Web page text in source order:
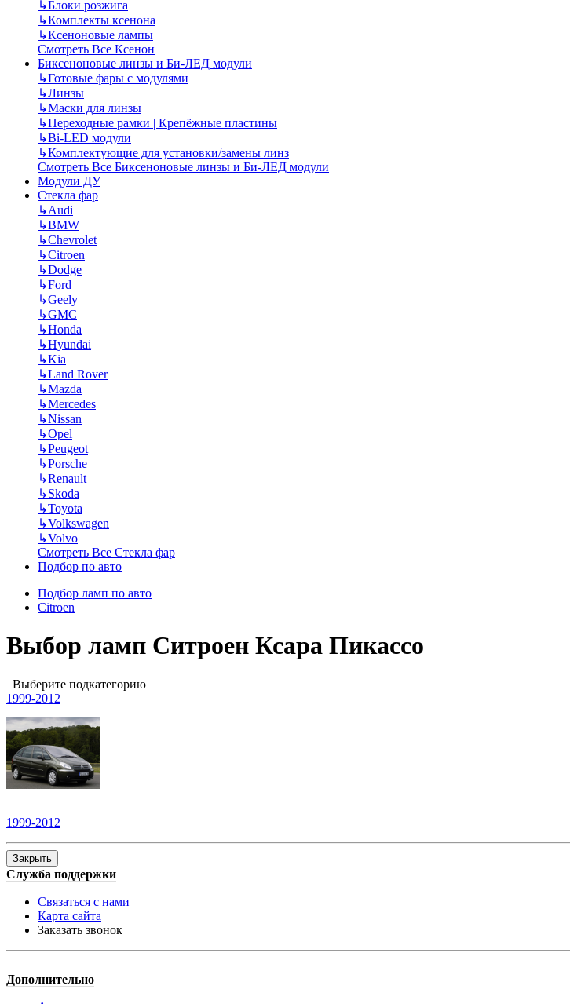
↳Блоки розжига
↳Комплекты ксенона
↳Ксеноновые лампы
Смотреть Все Ксенон
Биксеноновые линзы и Би-ЛЕД модули
↳Готовые фары с модулями
↳Линзы
↳Маски для линзы
↳Переходные рамки | Крепёжные пластины
↳Bi-LED модули
↳Комплектующие для установки/замены линз
Смотреть Все Биксеноновые линзы и Би-ЛЕД модули
Модули ДУ
Стекла фар
↳Audi
↳BMW
↳Chevrolet
↳Citroen
↳Dodge
↳Ford
↳Geely
↳GMC
↳Honda
↳Hyundai
↳Kia
↳Land Rover
↳Mazda
↳Mercedes
↳Nissan
↳Opel
↳Peugeot
↳Porsche
↳Renault
↳Skoda
↳Toyota
↳Volkswagen
↳Volvo
Смотреть Все Стекла фар
Подбор по авто
Подбор ламп по авто
Citroen
Выбор ламп Ситроен Ксара Пикассо
Выберите подкатегорию
1999-2012
1999-2012
Закрыть
Служба поддержки
Связаться с нами
Карта сайта
Заказать звонок
Дополнительно